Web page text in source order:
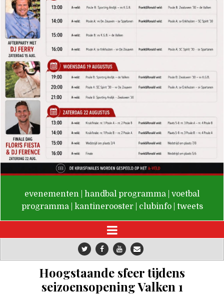
De Valken
evenementen handbal programma
voetbal
programma
kantinerooster clubinfo tweets
Hoogstaande sfeer tijdens
seizoensopening Valken 1